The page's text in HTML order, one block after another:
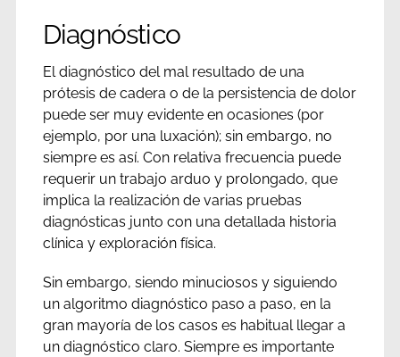
Diagnóstico
El diagnóstico del mal resultado de una
prótesis de cadera o de la persistencia de dolor
puede ser muy evidente en ocasiones (por
ejemplo, por una luxación); sin embargo, no
siempre es así. Con relativa frecuencia puede
requerir un trabajo arduo y prolongado, que
implica la realización de varias pruebas
diagnósticas junto con una detallada historia
clínica y exploración física.
Sin embargo, siendo minuciosos y siguiendo
un algoritmo diagnóstico paso a paso, en la
gran mayoría de los casos es habitual llegar a
un diagnóstico claro. Siempre es importante